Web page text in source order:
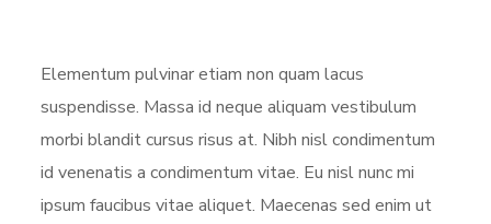
Elementum pulvinar etiam non quam lacus
suspendisse. Massa id neque aliquam vestibulum
morbi blandit cursus risus at. Nibh nisl condimentum
id venenatis a condimentum vitae. Eu nisl nunc mi
ipsum faucibus vitae aliquet. Maecenas sed enim ut